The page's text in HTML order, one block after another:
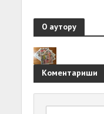
О аутору
Коментариши